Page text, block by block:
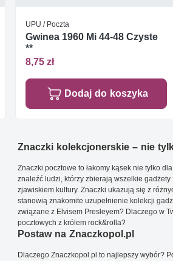
UPU / Poczta
Gwinea 1960 Mi 44-48 Czyste
**
8,75 zł
Dodaj do koszyka
Znaczki kolekcjonerskie – nie
Znaczki pocztowe to łakomy kąsek nie tylko
znaleźć ludzi, którzy zbierają wszelkie
zjawiskiem kultury. Znaczki ukazują się z
stanowią znakomite uzupełnienie kolekcji
związane z Elvisem Presleyem? Dlaczego w
pocztowych z królem rock&rolla?
Postaw na Znaczkopol.pl
Dlaczego Znaczkopol.pl to najlepszy wybór?